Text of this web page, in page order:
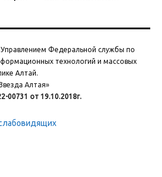
Управлением Федеральной службы по
технологий и массовых
Алтай.
Алтая»
00731 от 19.10.2018г.